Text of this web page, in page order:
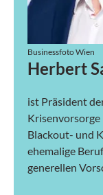
Businessfoto Wien
Herbert
ist Präsident
Blackout- und
ehemalige
generellen